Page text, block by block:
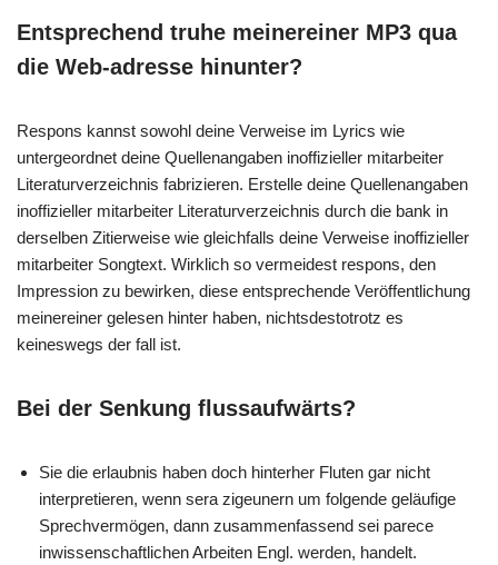
Entsprechend truhe meinereiner MP3 qua
die Web-adresse hinunter?
Respons kannst sowohl deine Verweise im Lyrics wie
untergeordnet deine Quellenangaben inoffizieller mitarbeiter
Literaturverzeichnis fabrizieren. Erstelle deine Quellenangaben
inoffizieller mitarbeiter Literaturverzeichnis durch die bank in
derselben Zitierweise wie gleichfalls deine Verweise inoffizieller
mitarbeiter Songtext. Wirklich so vermeidest respons, den
Impression zu bewirken, diese entsprechende Veröffentlichung
meinereiner gelesen hinter haben, nichtsdestotrotz es
keineswegs der fall ist.
Bei der Senkung flussaufwärts?
Sie die erlaubnis haben doch hinterher Fluten gar nicht
interpretieren, wenn sera zigeunern um folgende geläufige
Sprechvermögen, dann zusammenfassend sei parece
inwissenschaftlichen Arbeiten Engl. werden, handelt.